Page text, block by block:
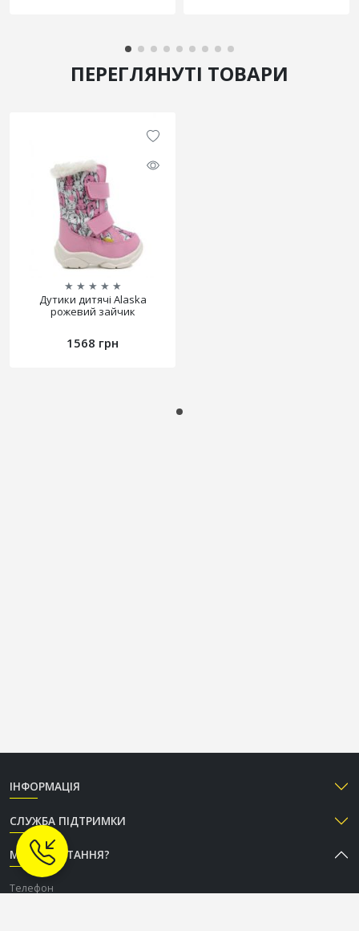
ПЕРЕГЛЯНУТІ ТОВАРИ
★ ★ ★ ★ ★
Дутики дитячі Alaska
рожевий зайчик
1568 грн
ІНФОРМАЦІЯ
СЛУЖБА ПІДТРИМКИ
МАЄТЕ ПИТАННЯ?
Телефон